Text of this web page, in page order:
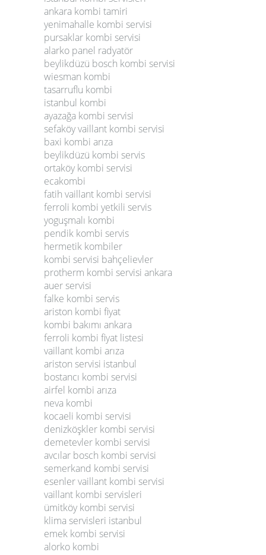
ankara kombi tamiri
yenimahalle kombi servisi
pursaklar kombi servisi
alarko panel radyatör
beylikdüzü bosch kombi servisi
wiesman kombi
tasarruflu kombi
istanbul kombi
ayazağa kombi servisi
sefaköy vaillant kombi servisi
baxi kombi arıza
beylikdüzü kombi servis
ortaköy kombi servisi
ecakombi
fatih vaillant kombi servisi
ferroli kombi yetkili servis
yoguşmalı kombi
pendik kombi servis
hermetik kombiler
kombi servisi bahçelievler
protherm kombi servisi ankara
auer servisi
falke kombi servis
ariston kombi fiyat
kombi bakımı ankara
ferroli kombi fiyat listesi
vaillant kombi arıza
ariston servisi istanbul
bostancı kombi servisi
airfel kombi arıza
neva kombi
kocaeli kombi servisi
denizköşkler kombi servisi
demetevler kombi servisi
avcılar bosch kombi servisi
semerkand kombi servisi
esenler vaillant kombi servisi
vaillant kombi servisleri
ümitköy kombi servisi
klima servisleri istanbul
emek kombi servisi
alorko kombi